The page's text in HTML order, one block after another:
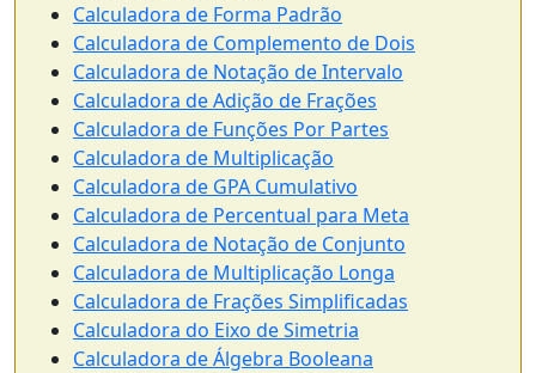
Calculadora de Forma Padrão
Calculadora de Complemento de Dois
Calculadora de Notação de Intervalo
Calculadora de Adição de Frações
Calculadora de Funções Por Partes
Calculadora de Multiplicação
Calculadora de GPA Cumulativo
Calculadora de Percentual para Meta
Calculadora de Notação de Conjunto
Calculadora de Multiplicação Longa
Calculadora de Frações Simplificadas
Calculadora do Eixo de Simetria
Calculadora de Álgebra Booleana